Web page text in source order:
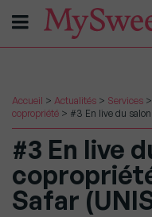
Accueil > Actualités > Services >
copropriété > #3 En live du
#3 En live
Safar